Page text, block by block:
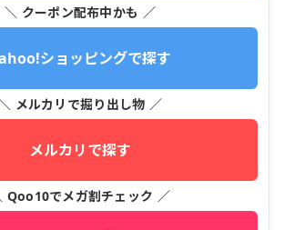
＼ クーポン配布中かも ／
ショッピングで探す
メルカリで掘り出し物 ／
メルカリで探す
Qoo10でメガ割チェック ／